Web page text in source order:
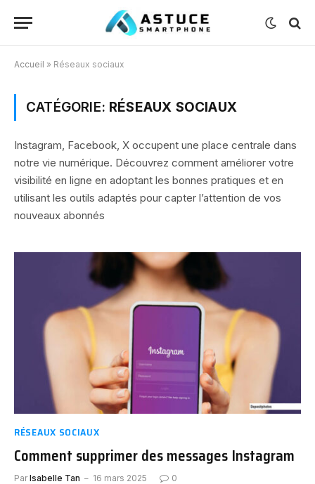
Accueil » Réseaux sociaux
CATÉGORIE: RÉSEAUX SOCIAUX
Instagram, Facebook, X occupent une place centrale dans
notre vie numérique. Découvrez comment améliorer votre
visibilité en ligne en adoptant les bonnes pratiques et en
utilisant les outils adaptés pour capter l’attention de vos
nouveaux abonnés
RÉSEAUX SOCIAUX
Comment supprimer des messages Instagram
Par Isabelle Tan 16 mars 2025 0